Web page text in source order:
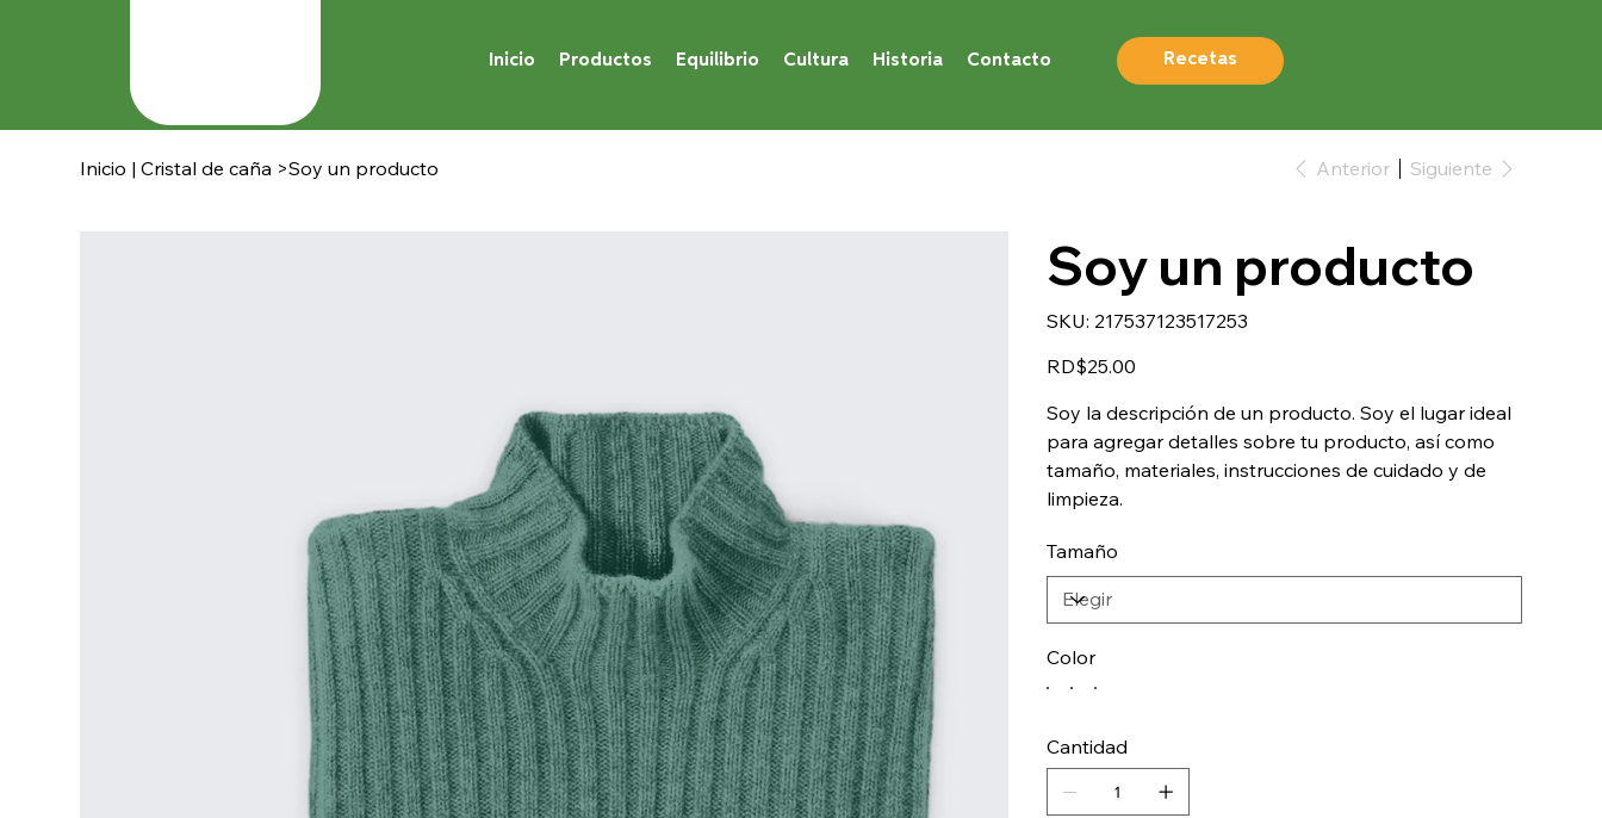
Inicio Productos Equilibrio Cultura Historia Contacto Recetas
Inicio | Cristal de caña >Soy un producto Anterior Siguiente
Soy un producto
SKU: SKU
217537123517253
217537123517253
RD$25.00
Soy la descripción de un producto. Soy el lugar ideal
para agregar detalles sobre tu producto, así como
tamaño, materiales, instrucciones de cuidado y de
limpieza.
Tamaño
Color
Cantidad